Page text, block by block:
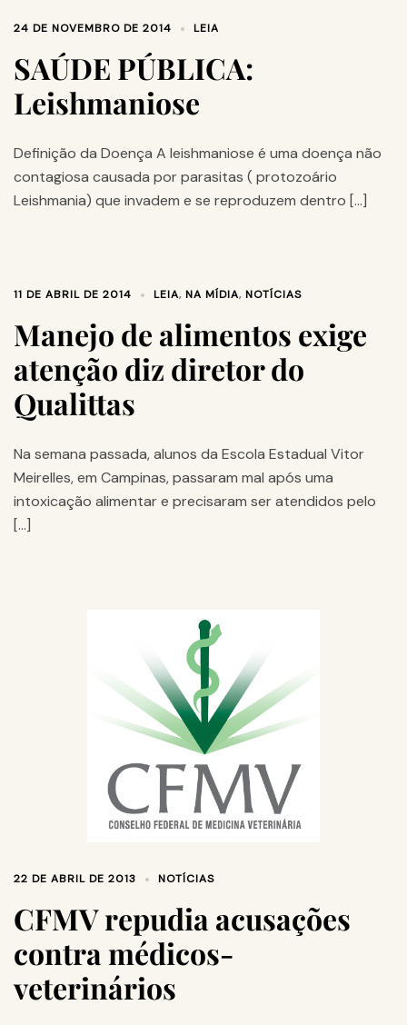
24 DE NOVEMBRO DE 2014 LEIA
SAÚDE PÚBLICA:
Leishmaniose
Definição da Doença A leishmaniose é uma doença não
contagiosa causada por parasitas ( protozoário
Leishmania) que invadem e se reproduzem dentro […]
11 DE ABRIL DE 2014 LEIA, NA MÍDIA, NOTÍCIAS
Manejo de alimentos exige
atenção diz diretor do
Qualittas
Na semana passada, alunos da Escola Estadual Vitor
Meirelles, em Campinas, passaram mal após uma
intoxicação alimentar e precisaram ser atendidos pelo
[…]
22 DE ABRIL DE 2013 NOTÍCIAS
CFMV repudia acusações
contra médicos-
veterinários